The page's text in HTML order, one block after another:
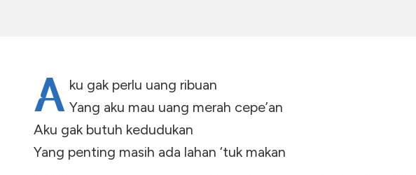
A ku gak perlu uang ribuan
Yang aku mau uang merah cepe’an
Aku gak butuh kedudukan
Yang penting masih ada lahan ‘tuk makan